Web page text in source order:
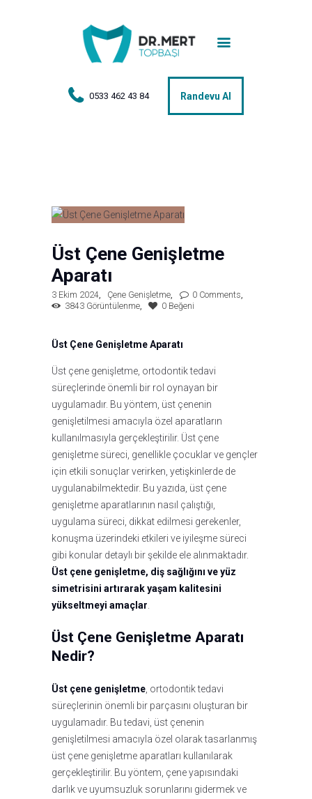
0533 462 43 84 Randevu Al
Anasayfa
Tedaviler
Hakkımda
İletişim
Üst Çene Genişletme
Aparatı
3 Ekim 2024 Çene Genişletme 0 Comments
3843 Görüntülenme 0 Beğeni
Üst Çene Genişletme Aparatı
Üst çene genişletme, ortodontik tedavi
süreçlerinde önemli bir rol oynayan bir
uygulamadır. Bu yöntem, üst çenenin
genişletilmesi amacıyla özel aparatların
kullanılmasıyla gerçekleştirilir. Üst çene
genişletme süreci, genellikle çocuklar ve gençler
için etkili sonuçlar verirken, yetişkinlerde de
uygulanabilmektedir. Bu yazıda, üst çene
genişletme aparatlarının nasıl çalıştığı,
uygulama süreci, dikkat edilmesi gerekenler,
konuşma üzerindeki etkileri ve iyileşme süreci
gibi konular detaylı bir şekilde ele alınmaktadır.
Üst çene genişletme, diş sağlığını ve yüz
simetrisini artırarak yaşam kalitesini
yükseltmeyi amaçlar.
Üst Çene Genişletme Aparatı
Nedir?
Üst çene genişletme , ortodontik tedavi
süreçlerinin önemli bir parçasını oluşturan bir
uygulamadır. Bu tedavi, üst çenenin
genişletilmesi amacıyla özel olarak tasarlanmış
üst çene genişletme aparatları kullanılarak
gerçekleştirilir. Bu yöntem, çene yapısındaki
darlık ve uyumsuzluk sorunlarını gidermek ve